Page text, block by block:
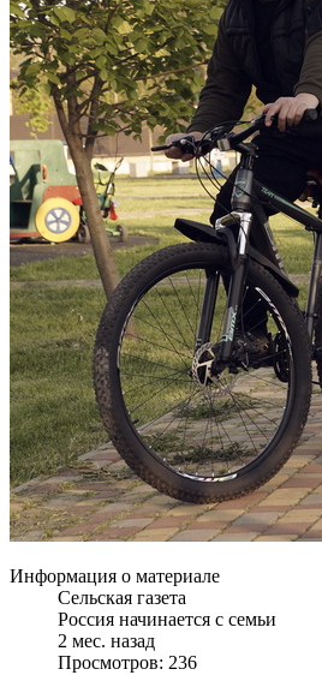
Информация о материале
Сельская газета
Россия начинается с семьи
2 мес. назад
Просмотров: 236